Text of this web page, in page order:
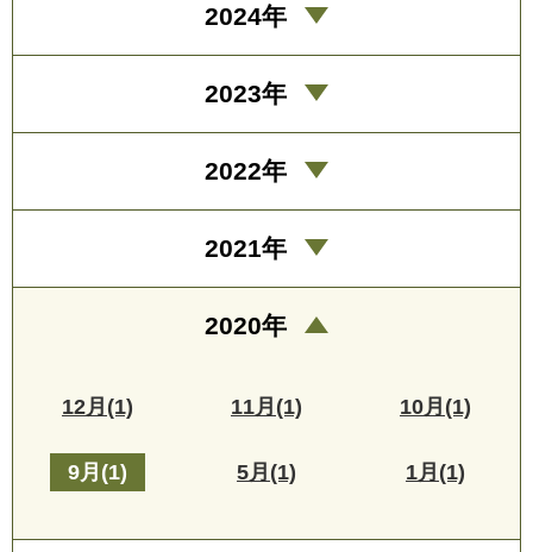
2024年
2023年
2022年
2021年
2020年
12月(1) 11月(1) 10月(1)
9月(1) 5月(1) 1月(1)